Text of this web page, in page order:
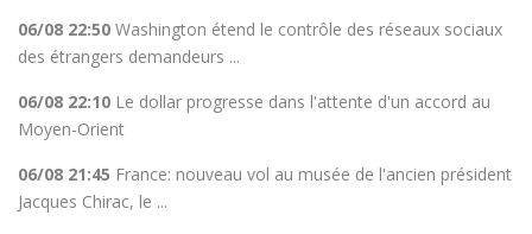
06/08 22:50 Washington étend le contrôle des réseaux sociaux
des étrangers demandeurs ...
06/08 22:10 Le dollar progresse dans l'attente d'un accord au
Moyen-Orient
06/08 21:45 France: nouveau vol au musée de l'ancien président
Jacques Chirac, le ...